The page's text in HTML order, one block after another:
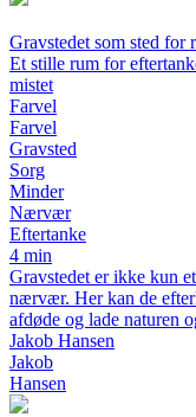
Gravstedet som sted
Et stille rum for
mistet
Farvel
Farvel
Gravsted
Sorg
Minder
Nærvær
Eftertanke
4 min
Gravstedet er ikke kun
nærvær. Her kan de
afdøde og lade naturen
Jakob Hansen
Jakob
Hansen